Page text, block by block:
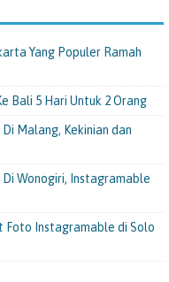
Yang Populer Ramah
Bali 5 Hari Untuk 2 Orang
Malang, Kekinian dan
Wonogiri, Instagramable
Foto Instagramable di Solo